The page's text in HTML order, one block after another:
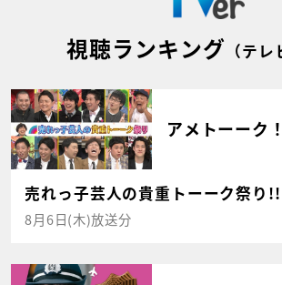
視聴ランキング （テレ
アメトーーク！
売れっ子芸人の貴重トーーク祭り!!
8月6日(木)放送分